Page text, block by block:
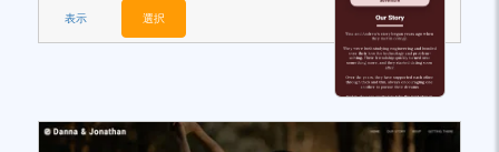
表示 選択